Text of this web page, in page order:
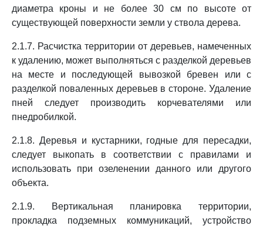
диаметра кроны и не более 30 см по высоте от
существующей поверхности земли у ствола дерева.
2.1.7. Расчистка территории от деревьев, намеченных
к удалению, может выполняться с разделкой деревьев
на месте и последующей вывозкой бревен или с
разделкой поваленных деревьев в стороне. Удаление
пней следует производить корчевателями или
пнедробилкой.
2.1.8. Деревья и кустарники, годные для пересадки,
следует выкопать в соответствии с правилами и
использовать при озеленении данного или другого
объекта.
2.1.9. Вертикальная планировка территории,
прокладка подземных коммуникаций, устройство